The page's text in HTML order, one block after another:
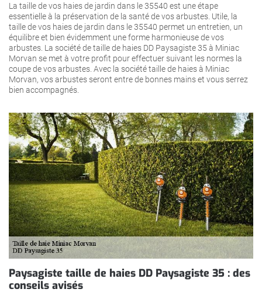
La taille de vos haies de jardin dans le 35540 est une étape
essentielle à la préservation de la santé de vos arbustes. Utile, la
taille de vos haies de jardin dans le 35540 permet un entretien, un
équilibre et bien évidemment une forme harmonieuse de vos
arbustes. La société de taille de haies DD Paysagiste 35 à Miniac
Morvan se met à votre profit pour effectuer suivant les normes la
coupe de vos arbustes. Avec la société taille de haies à Miniac
Morvan, vos arbustes seront entre de bonnes mains et vous serrez
bien accompagnés.
Paysagiste taille de haies DD Paysagiste 35 : des
conseils avisés